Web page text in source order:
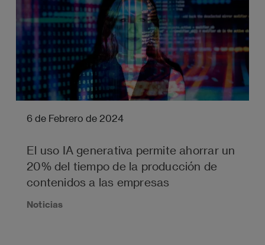
6 de Febrero de 2024
El uso IA generativa permite ahorrar un
20% del tiempo de la producción de
contenidos a las empresas
Noticias